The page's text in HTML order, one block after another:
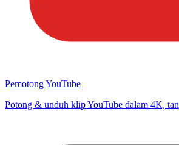
Pemotong YouTube
Potong & unduh klip YouTube dalam 4K,